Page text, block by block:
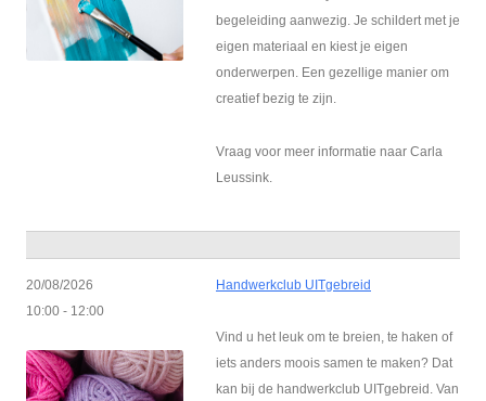
begeleiding aanwezig. Je schildert met je
eigen materiaal en kiest je eigen
onderwerpen. Een gezellige manier om
creatief bezig te zijn.
Vraag voor meer informatie naar Carla
Leussink.
20/08/2026
10:00 - 12:00
Handwerkclub UITgebreid
Vind u het leuk om te breien, te haken of
iets anders moois samen te maken? Dat
kan bij de handwerkclub UITgebreid. Van